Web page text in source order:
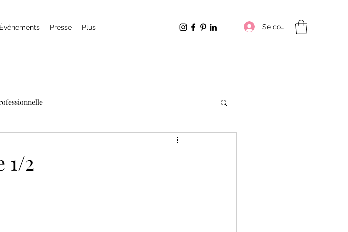
Événements Presse Plus Se connecter
1/2